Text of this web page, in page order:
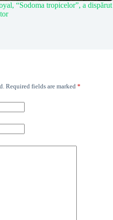
“Sodoma tropicelor”, a dispărut
Required fields are marked *